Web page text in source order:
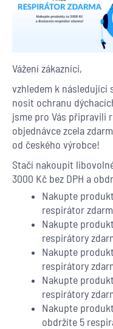
Vážení zákazníci,
vzhledem k
nosit ochranu
jsme pro Vás připravili
objednávce zcela
od českého výrobce!
Stačí nakoupit
3000 Kč bez DPH a
Nakupte
respirátor
Nakupte
respirátory
Nakupte
respirátory
Nakupte
respirátory
Nakupte
obdržíte 5